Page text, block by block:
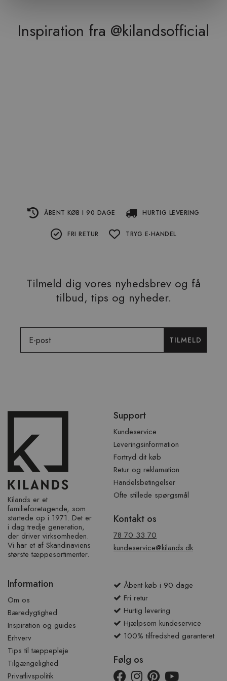
Inspiration fra @kilandsofficial
ÅBENT KØB I 90 DAGE HURTIG LEVERING
FRI RETUR TRYG E-HANDEL
Tilmeld dig vores nyhedsbrev og få
tilbud, tips og nyheder.
TILMELD
over
Kilands er et
familieforetagende, som
startede op i 1971. Det er
i dag tredje generation,
der driver virksomheden.
Vi har et af ​​Skandinaviens
største tæppesortimenter.
Support
Kundeservice
Leveringsinformation
Fortryd dit køb
Retur og reklamation
Handelsbetingelser
Ofte stillede spørgsmål
Kontakt os
78 70 33 70
kundeservice@kilands.dk
Information
Om os
Bæredygtighed
Inspiration og guides
Erhverv
Tips til tæppepleje
Tilgængelighed
Privatlivspolitik
Åbent køb i 90 dage
Fri retur
Hurtig levering
Hjælpsom kundeservice
100% tilfredshed garanteret
Følg os